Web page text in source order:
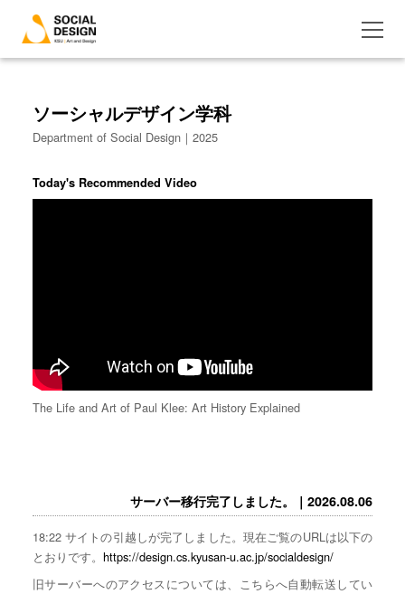
ソーシャルデザイン学科
Department of Social Design｜2025
Today's Recommended Video
The Life and Art of Paul Klee: Art History Explained
サーバー移行完了しました。｜2026.08.06
18:22 サイトの引越しが完了しました。現在ご覧のURLは以下の
とおりです。 https://design.cs.kyusan-u.ac.jp/socialdesign/
旧サーバーへのアクセスについては、こちらへ自動転送してい